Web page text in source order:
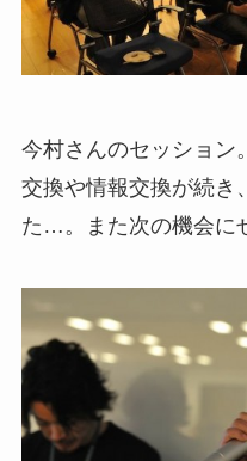
今村さんのセッション
交換や情報交換が続き
た…。また次の機会に